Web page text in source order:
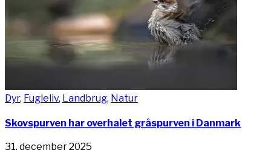
Dyr, Fugleliv, Landbrug, Natur
Skovspurven har overhalet gråspurven i Danmark
31. december 2025